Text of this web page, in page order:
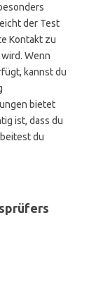
der Test
Kontakt zu
Wenn
kannst du
bietet
ist, dass du
du